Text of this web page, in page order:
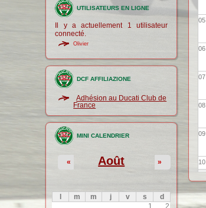
UTILISATEURS EN LIGNE
Il y a actuellement 1 utilisateur
connecté.
Olivier
DCF AFFILIAZIONE
Adhésion au Ducati Club de
France
MINI CALENDRIER
Août
« »
m m j v s
d
1
2
05
06
07
08
09
10